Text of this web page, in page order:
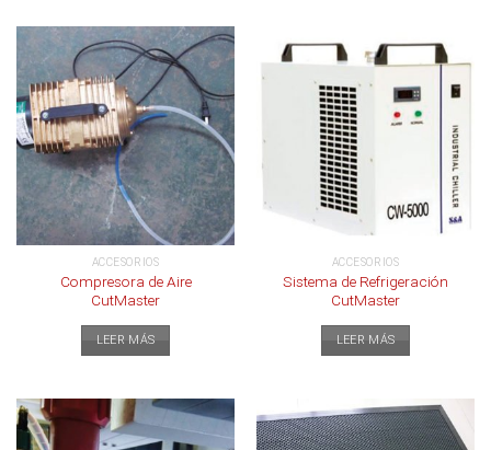
ACCESORIOS
Compresora de Aire
CutMaster
LEER MÁS
ACCESORIOS
Sistema de Refrigeración
CutMaster
LEER MÁS